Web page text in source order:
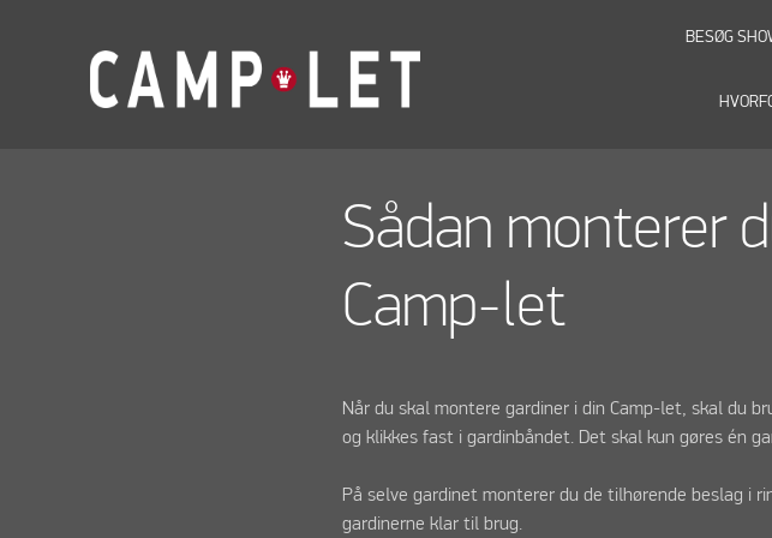
BESØG
Sådan monterer
Camp-let
Når du skal montere gardiner i din Camp-let, skal du
og klikkes fast i gardinbåndet. Det skal kun gøres én
På selve gardinet monterer du de tilhørende beslag i
gardinerne klar til brug.